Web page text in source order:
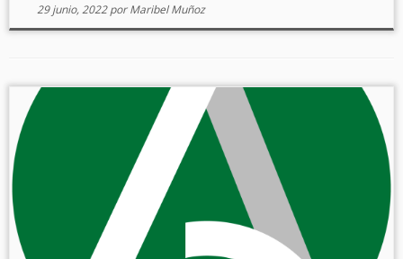
29 junio, 2022 porMaribel Muñoz